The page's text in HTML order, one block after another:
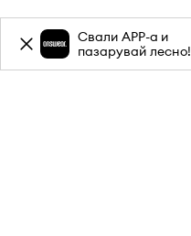
Свали APP-a и
пазарувай лесно!